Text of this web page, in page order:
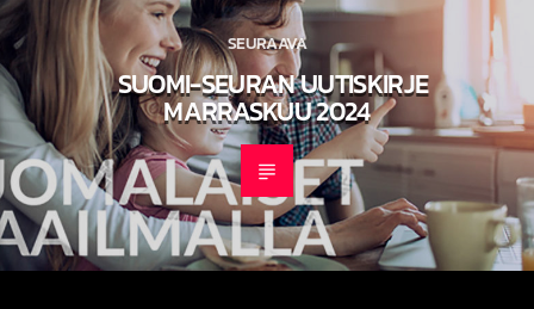
SEURAAVA
SUOMI-SEURAN UUTISKIRJE
MARRASKUU 2024